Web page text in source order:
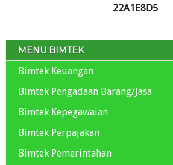
22A1E8D5
MENU BIMTEK
Bimtek Keuangan
Bimtek Pengadaan Barang/Jasa
Bimtek Kepegawaian
Bimtek Perpajakan
Bimtek Pemerintahan